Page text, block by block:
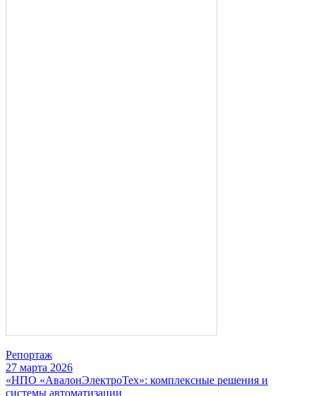
Репортаж
27 марта 2026
«НПО «АвалонЭлектроТех»: комплексные решения и
системы автоматизации